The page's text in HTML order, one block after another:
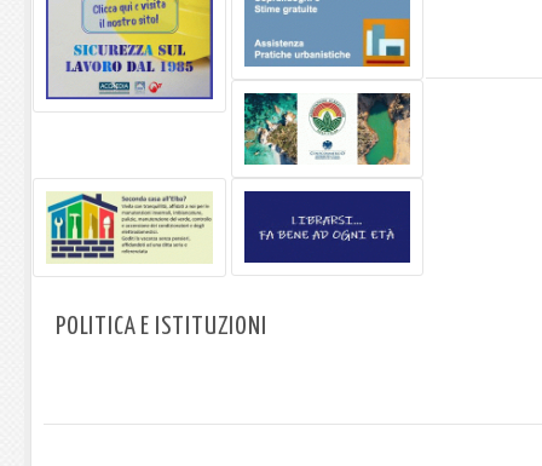
POLITICA E ISTITUZIONI